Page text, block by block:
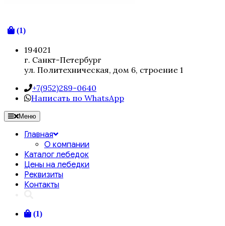
(1)
194021
г. Санкт-Петербург
ул. Политехническая, дом 6, строение 1
+7(952)289-0640
Написать по WhatsApp
Меню
Главная
О компании
Каталог лебедок
Цены на лебедки
Реквизиты
Контакты
(1)